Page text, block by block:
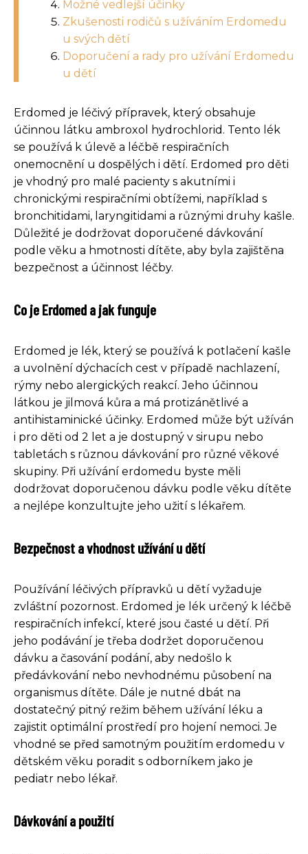
Možné vedlejší účinky
Zkušenosti rodičů s užíváním Erdomedu
u svých dětí
Doporučení a rady pro užívání Erdomedu
u dětí
Erdomed je léčivý přípravek, který obsahuje
účinnou látku ambroxol hydrochlorid. Tento lék
se používá k úlevě a léčbě respiračních
onemocnění u dospělých i dětí. Erdomed pro děti
je vhodný pro malé pacienty s akutními i
chronickými respiračními obtížemi, například s
bronchitidami, laryngitidami a různými druhy kašle.
Důležité je dodržovat doporučené dávkování
podle věku a hmotnosti dítěte, aby byla zajištěna
bezpečnost a účinnost léčby.
Co je Erdomed a jak funguje
Erdomed je lék, který se používá k potlačení kašle
a uvolnění dýchacích cest v případě nachlazení,
rýmy nebo alergických reakcí. Jeho účinnou
látkou je jilmová kůra a má protizánětlivé a
antihistaminické účinky. Erdomed může být užíván
i pro děti od 2 let a je dostupný v sirupu nebo
tabletách s různou dávkování pro různé věkové
skupiny. Při užívání erdomedu byste měli
dodržovat doporučenou dávku podle věku dítěte
a nejlépe konzultujte jeho užití s lékařem.
Bezpečnost a vhodnost užívání u dětí
Používání léčivých přípravků u dětí vyžaduje
zvláštní pozornost. Erdomed je lék určený k léčbě
respiračních infekcí, které jsou časté u dětí. Při
jeho podávání je třeba dodržet doporučenou
dávku a časování podání, aby nedošlo k
předávkování nebo nevhodnému působení na
organismus dítěte. Dále je nutné dbát na
dostatečný pitný režim během užívání léku a
zajistit optimální prostředí pro hojení nemoci. Je
vhodné se před samotným použitím erdomedu v
dětském věku poradit s odborníkem jako je
pediatr nebo lékař.
Dávkování a použití